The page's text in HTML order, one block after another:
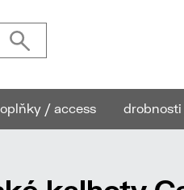
/ access